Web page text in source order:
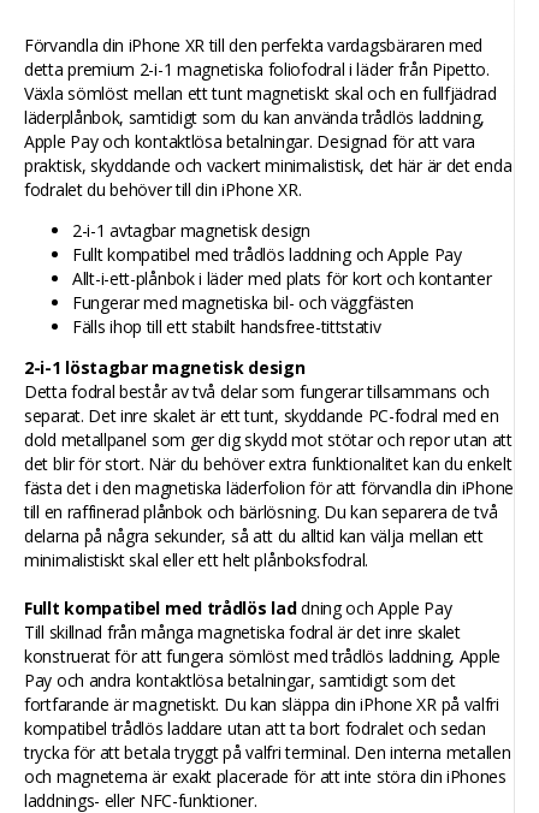
Förvandla din iPhone XR till den perfekta vardagsbäraren med
detta premium 2-i-1 magnetiska foliofodral i läder från Pipetto.
Växla sömlöst mellan ett tunt magnetiskt skal och en fullfjädrad
läderplånbok, samtidigt som du kan använda trådlös laddning,
Apple Pay och kontaktlösa betalningar. Designad för att vara
praktisk, skyddande och vackert minimalistisk, det här är det enda
fodralet du behöver till din iPhone XR.
2-i-1 avtagbar magnetisk design
Fullt kompatibel med trådlös laddning och Apple Pay
Allt-i-ett-plånbok i läder med plats för kort och kontanter
Fungerar med magnetiska bil- och väggfästen
Fälls ihop till ett stabilt handsfree-tittstativ
2-i-1 löstagbar magnetisk design
Detta fodral består av två delar som fungerar tillsammans och
separat. Det inre skalet är ett tunt, skyddande PC-fodral med en
dold metallpanel som ger dig skydd mot stötar och repor utan att
det blir för stort. När du behöver extra funktionalitet kan du enkelt
fästa det i den magnetiska läderfolion för att förvandla din iPhone
till en raffinerad plånbok och bärlösning. Du kan separera de två
delarna på några sekunder, så att du alltid kan välja mellan ett
minimalistiskt skal eller ett helt plånboksfodral.
Fullt kompatibel med trådlös laddning och Apple Pay
Till skillnad från många magnetiska fodral är det inre skalet
konstruerat för att fungera sömlöst med trådlös laddning, Apple
Pay och andra kontaktlösa betalningar, samtidigt som det
fortfarande är magnetiskt. Du kan släppa din iPhone XR på valfri
kompatibel trådlös laddare utan att ta bort fodralet och sedan
trycka för att betala tryggt på valfri terminal. Den interna metallen
och magneterna är exakt placerade för att inte störa din iPhones
laddnings- eller NFC-funktioner.